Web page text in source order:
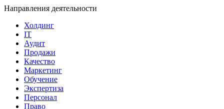
Направления деятельности
Холдинг
IT
Аудит
Продажи
Качество
Маркетинг
Обучение
Экспертиза
Персонал
Право